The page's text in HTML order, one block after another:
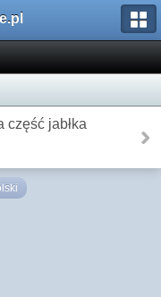
część jabłka